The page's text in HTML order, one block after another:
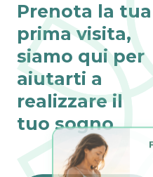
Prenota la tua
prima visita,
siamo qui per
aiutarti a
realizzare il
tuo sogno